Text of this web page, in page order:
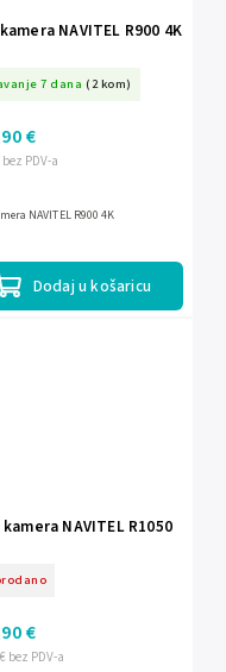
NAVITEL R900 4K
7 dana (2 kom)
PDV-a
€
Dodaj u košaricu
NAVITEL R900 4K
NAVITEL R1050
bez PDV-a
€